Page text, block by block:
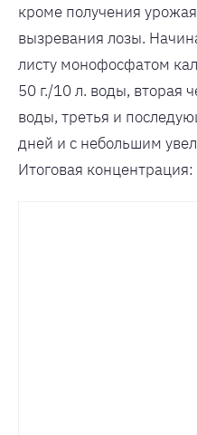
кроме получения
вызревания лозы.
листу монофосфатом
50 г./10 л. воды, вторая
воды, третья и
дней и с небольшим
Итоговая